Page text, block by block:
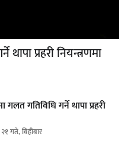
प्रहरी नियन्त्रणमा
गलत गतिविधि गर्ने थापा प्रहरी
गते, बिहीबार